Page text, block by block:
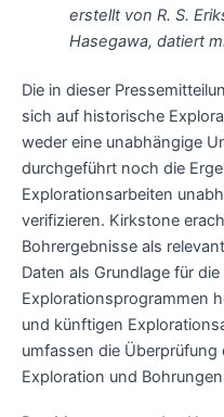
erstellt von R. S.
Hasegawa, datiert
Die in dieser
sich auf historische
weder eine unabhängige
durchgeführt noch die
Explorationsarbeiten
verifizieren. Kirkstone
Bohrergebnisse als
Daten als Grundlage für
Explorationsprogrammen
und künftigen
umfassen die
Exploration und